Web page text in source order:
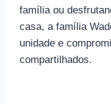
família ou
casa, a família
unidade e
compartilhados.